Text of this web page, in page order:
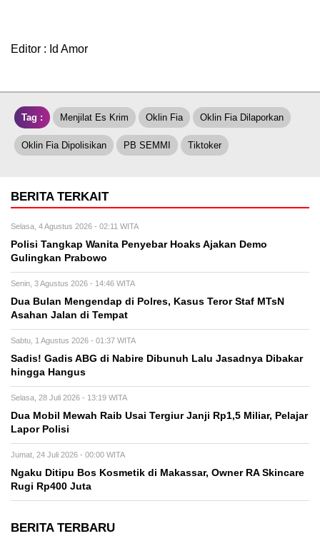
Editor : Id Amor
Tag : Menjilat Es Krim Oklin Fia Oklin Fia Dilaporkan
Oklin Fia Dipolisikan PB SEMMI Tiktoker
BERITA TERKAIT
Selasa, 4 Agustus 2026 - 02:11 WITA
Polisi Tangkap Wanita Penyebar Hoaks Ajakan Demo
Gulingkan Prabowo
Senin, 3 Agustus 2026 - 14:46 WITA
Dua Bulan Mengendap di Polres, Kasus Teror Staf MTsN
Asahan Jalan di Tempat
Sabtu, 1 Agustus 2026 - 01:37 WITA
Sadis! Gadis ABG di Nabire Dibunuh Lalu Jasadnya Dibakar
hingga Hangus
Selasa, 28 Juli 2026 - 13:19 WITA
Dua Mobil Mewah Raib Usai Tergiur Janji Rp1,5 Miliar, Pelajar
Lapor Polisi
Jumat, 24 Juli 2026 - 00:00 WITA
Ngaku Ditipu Bos Kosmetik di Makassar, Owner RA Skincare
Rugi Rp400 Juta
BERITA TERBARU